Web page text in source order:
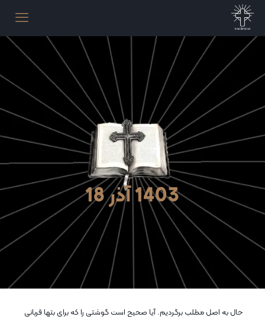
1403 آذر 18
حال به اصل مطلب برگرديم. آيا صحيح است گوشتی را كه برای بتها قربانی